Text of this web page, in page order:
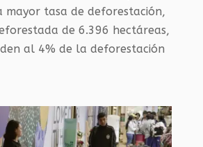
mayor tasa de deforestación,
de 6.396 hectáreas,
al 4% de la deforestación